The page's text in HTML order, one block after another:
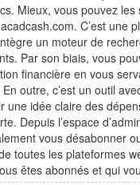
Mieux, vous pouvez les
C’est une
un moteur de
Par son biais, vous
financière en vous
outre, c’est un outil
une idée claire des
Depuis l’espace
vous désabonner
toutes les plateformes
êtes abonnés et qui